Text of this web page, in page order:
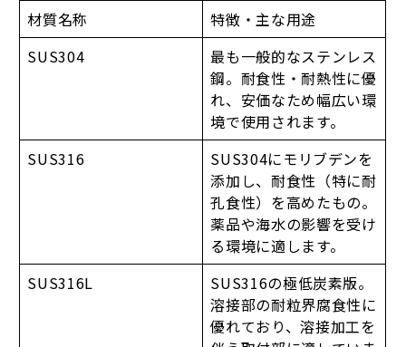
材質名称
特徴・主な用途
SUS304
最も一般的なステンレス
鋼。耐食性・耐熱性に優
れ、安価なため幅広い環
境で使用されます。
SUS316
SUS304にモリブデンを
添加し、耐食性（特に耐
孔食性）を高めたもの。
薬品や海水の影響を受け
る環境に適します。
SUS316L
SUS316の極低炭素版。
溶接部の耐粒界腐食性に
優れており、溶接加工を